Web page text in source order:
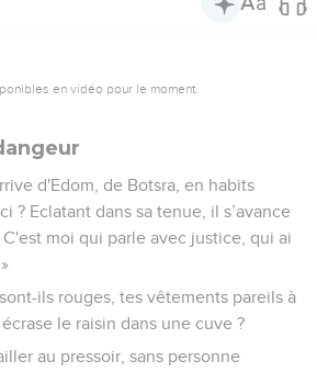
en vidéo pour le moment.
d'Edom, de Botsra, en habits
? Eclatant dans sa tenue, il s’avance
moi qui parle avec justice, qui ai
ils rouges, tes vêtements pareils à
le raisin dans une cuve ?
au pressoir, sans personne